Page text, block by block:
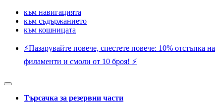
към навигацията
към съдържанието
към кошницата
⚡️Пазарувайте повече, спестете повече: 10% отстъпка на
филаменти и смоли от 10 броя! ⚡️
Търсачка за резервни части